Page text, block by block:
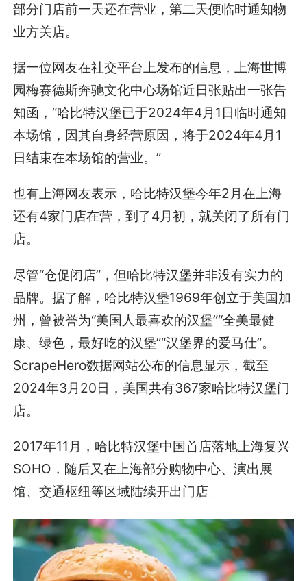
部分门店前一天还在营业，第二天便临时通知物
业方关店。
据一位网友在社交平台上发布的信息，上海世博
园梅赛德斯奔驰文化中心场馆近日张贴出一张告
知函，“哈比特汉堡已于2024年4月1日临时通知
本场馆，因其自身经营原因，将于2024年4月1
日结束在本场馆的营业。”
也有上海网友表示，哈比特汉堡今年2月在上海
还有4家门店在营，到了4月初，就关闭了所有门
店。
尽管“仓促闭店”，但哈比特汉堡并非没有实力的
品牌。据了解，哈比特汉堡1969年创立于美国加
州，曾被誉为“美国人最喜欢的汉堡”“全美最健
康、绿色，最好吃的汉堡”“汉堡界的爱马仕”。
ScrapeHero数据网站公布的信息显示，截至
2024年3月20日，美国共有367家哈比特汉堡门
店。
2017年11月，哈比特汉堡中国首店落地上海复兴
SOHO，随后又在上海部分购物中心、演出展
馆、交通枢纽等区域陆续开出门店。